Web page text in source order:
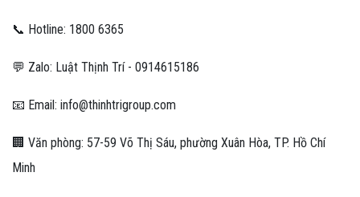
📞 Hotline: 1800 6365
💬 Zalo: Luật Thịnh Trí - 0914615186
📧 Email: info@thinhtrigroup.com
🏢 Văn phòng: 57-59 Võ Thị Sáu, phường Xuân Hòa, TP. Hồ Chí
Minh